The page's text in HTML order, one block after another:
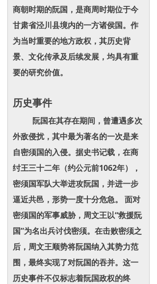
商朝时期的阮国，是商周时期位于今
甘肃省泾川县境内的一方诸侯国。作
为当时重要的地方政权，其历史背
景、文化传承及后续发展，均具有重
要的研究价值。
历史事件
阮国在其存在期间，曾遭遇多次
外敌侵扰，其中最为著名的一次是来
自密须国的入侵。据史书记载，在商
纣王三十二年（约公元前1062年），
密须国军队大举进攻阮国，并进一步
逼近共邑，形势一度十分危急。 面对
密须国的军事威胁，周文王以“救援阮
国”为名出兵讨伐密须。在击败密须之
后，周文王顺势将阮国纳入其势力范
围，最终实现了对阮国的吞并。这一
历史事件不仅标志着阮国政权的终